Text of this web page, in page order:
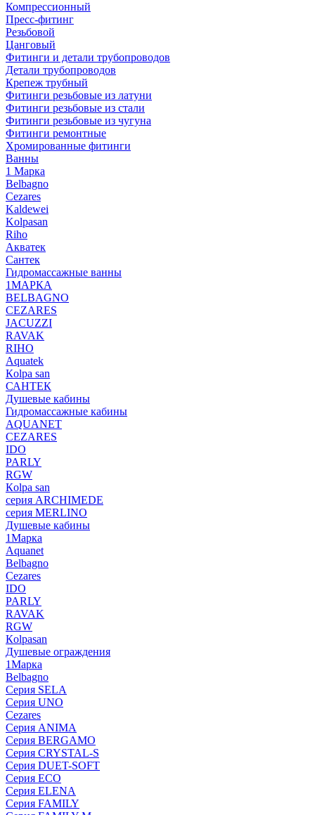
Компрессионный
Пресс-фитинг
Резьбовой
Цанговый
Фитинги и детали трубопроводов
Детали трубопроводов
Крепеж трубный
Фитинги резьбовые из латуни
Фитинги резьбовые из стали
Фитинги резьбовые из чугуна
Фитинги ремонтные
Хромированные фитинги
Ванны
1 Марка
Belbagno
Cezares
Kaldewei
Kolpasan
Riho
Акватек
Сантек
Гидромассажные ванны
1МАРКА
BELBAGNO
CEZARES
JACUZZI
RAVAK
RIHO
Аquatek
Кolpa san
САНТЕК
Душевые кабины
Гидромассажные кабины
AQUANET
CEZARES
IDO
PARLY
RGW
Кolpa san
серия ARCHIMEDE
серия MERLINO
Душевые кабины
1Марка
Aquanet
Belbagno
Cezares
IDO
PARLY
RAVAK
RGW
Кolpasan
Душевые ограждения
1Марка
Belbagno
Серия SELA
Серия UNO
Cezares
Серия ANIMA
Серия BERGAMO
Серия CRYSTAL-S
Серия DUET-SOFT
Серия ECO
Серия ELENA
Серия FAMILY